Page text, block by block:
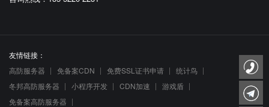
友情链接：
高防服务器
免备案CDN 免费SSL证书申请
统计鸟
冬邦高防服务器
小程序开发 CDN加速
游戏盾
免备案高防服务器